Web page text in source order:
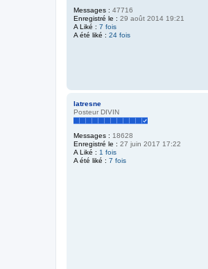
Messages : 47716
Enregistré le : 29 août 2014 19:21
A Liké : 7 fois
A été liké : 24 fois
latresne
Posteur DIVIN
Messages : 18628
Enregistré le : 27 juin 2017 17:22
A Liké : 1 fois
A été liké : 7 fois